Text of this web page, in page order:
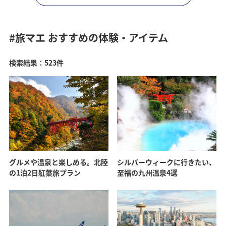
#旅マエ おすすめの体験・アイテム
検索結果：523件
グルメや温泉と楽しめる。北陸
の1泊2日紅葉旅プラン
シルバーウィークに行きたい、
至福の九州温泉4選